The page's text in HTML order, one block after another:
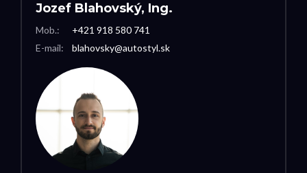
Jozef Blahovský, Ing.
Mob.:
E-mail:
+421 918 580 741
blahovsky@autostyl.sk